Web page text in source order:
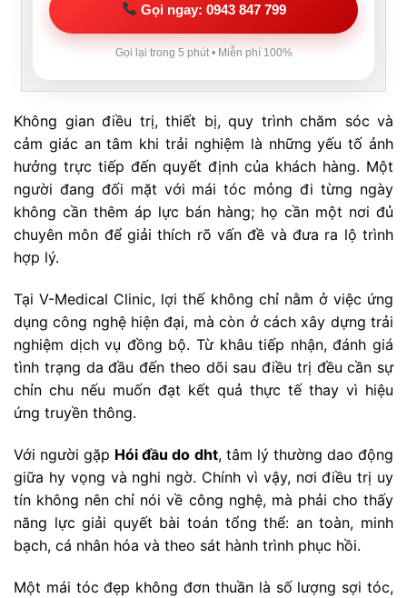
Gọi ngay: 0943 847 799
Gọi lại trong 5 phút • Miễn phí 100%
Không gian điều trị, thiết bị, quy trình chăm sóc và
cảm giác an tâm khi trải nghiệm là những yếu tố ảnh
hưởng trực tiếp đến quyết định của khách hàng. Một
người đang đối mặt với mái tóc mỏng đi từng ngày
không cần thêm áp lực bán hàng; họ cần một nơi đủ
chuyên môn để giải thích rõ vấn đề và đưa ra lộ trình
hợp lý.
Tại V-Medical Clinic, lợi thế không chỉ nằm ở việc ứng
dụng công nghệ hiện đại, mà còn ở cách xây dựng trải
nghiệm dịch vụ đồng bộ. Từ khâu tiếp nhận, đánh giá
tình trạng da đầu đến theo dõi sau điều trị đều cần sự
chỉn chu nếu muốn đạt kết quả thực tế thay vì hiệu
ứng truyền thông.
Với người gặp Hói đầu do dht, tâm lý thường dao động
giữa hy vọng và nghi ngờ. Chính vì vậy, nơi điều trị uy
tín không nên chỉ nói về công nghệ, mà phải cho thấy
năng lực giải quyết bài toán tổng thể: an toàn, minh
bạch, cá nhân hóa và theo sát hành trình phục hồi.
Một mái tóc đẹp không đơn thuần là số lượng sợi tóc,